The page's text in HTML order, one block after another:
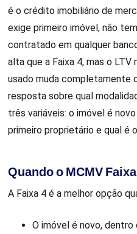
é o crédito imobiliário de
exige primeiro imóvel, não
contratado em qualquer
alta que a Faixa 4, mas o
usado muda completamente
resposta sobre qual
três variáveis: o imóvel é
primeiro proprietário e qual é
Quando o MCMV
A Faixa 4 é a melhor opção
O imóvel é novo,